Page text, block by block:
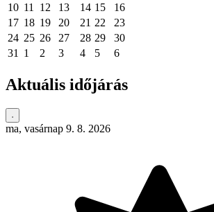
10 11 12 13 14 15
16
17 18 19 20 21 22
23
24 25 26 27 28 29
30
31
1 2 3 4 5 6
Aktuális időjárás
ma, vasárnap 9. 8. 2026